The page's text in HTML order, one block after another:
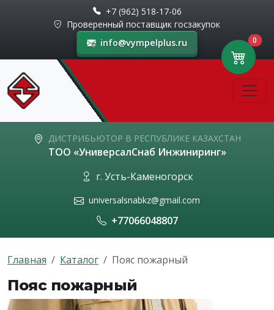
+7 (962) 518-17-06
Проверенный поставщик госзакупок
info@vympelplus.ru
ДИСТРИБЬЮТОР В РЕСПУБЛИКЕ КАЗАХСТАН
ТОО «УниверсалСнаб Инжиниринг»
г. Усть-Каменогорск
universalsnabkz@gmail.com
+77066048807
Главная Каталог Пояс пожарный
Пояс пожарный
0